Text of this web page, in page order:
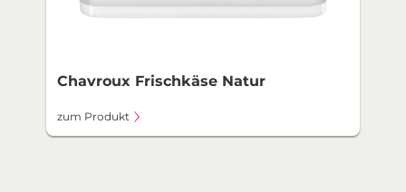
Chavroux Frischkäse Natur
zum Produkt